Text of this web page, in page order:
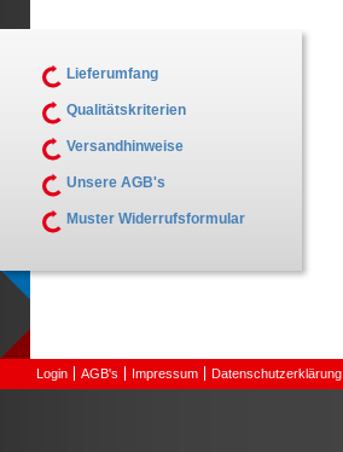
Lieferumfang
Qualitätskriterien
Versandhinweise
Unsere AGB's
Muster Widerrufsformular
Login AGB's Impressum Datenschutzerklärung